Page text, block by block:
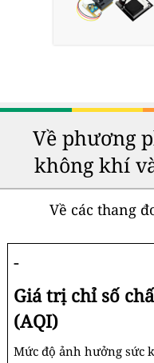
Về phương
không khí
Về các thang
-
Giá trị chỉ số
(AQI)
Mức độ ảnh hưởng sức